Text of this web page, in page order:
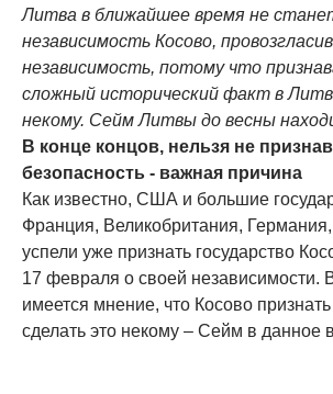
Литва в ближайшее время не
независимость Косово,
независимость, потому что
сложный исторический факт в
некому. Сейм Литвы до весны
В конце концов, нельзя не
безопасность - важная причина
Как известно, США и большие
Франция, Великобритания,
успели уже признать государство
17 февраля о своей независимости.
имеется мнение, что Косово признать
сделать это некому – Сейм в данное